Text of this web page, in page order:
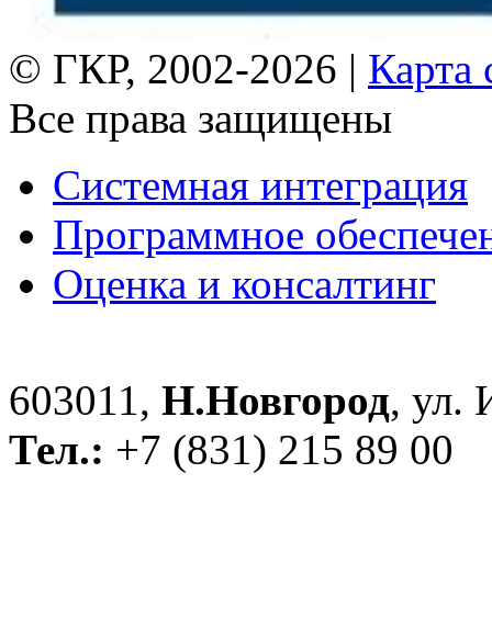
© ГКР, 2002-2026 | Карта
Все права защищены
Системная интеграция
Программное
Оценка и консалтинг
603011, Н.Новгород, ул.
Тел.: +7 (831) 215 89 00